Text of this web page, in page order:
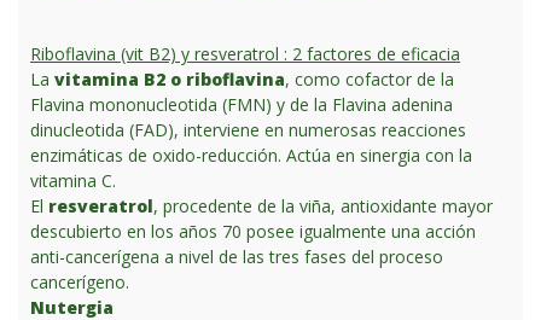
Riboflavina (vit B2) y resveratrol : 2 factores de eficacia
La vitamina B2 o riboflavina, como cofactor de la
Flavina mononucleotida (FMN) y de la Flavina adenina
dinucleotida (FAD), interviene en numerosas reacciones
enzimáticas de oxido-reducción. Actúa en sinergia con la
vitamina C.
El resveratrol, procedente de la viña, antioxidante mayor
descubierto en los años 70 posee igualmente una acción
anti-cancerígena a nivel de las tres fases del proceso
cancerígeno.
Nutergia